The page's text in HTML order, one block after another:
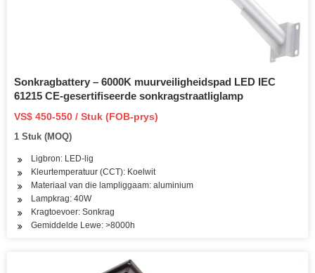
Sonkragbattery – 6000K muurveiligheidspad LED IEC
61215 CE-gesertifiseerde sonkragstraatliglamp
VS$ 450-550 / Stuk (FOB-prys)
1 Stuk (MOQ)
Ligbron: LED-lig
Kleurtemperatuur (CCT): Koelwit
Materiaal van die lampliggaam: aluminium
Lampkrag: 40W
Kragtoevoer: Sonkrag
Gemiddelde Lewe: >8000h